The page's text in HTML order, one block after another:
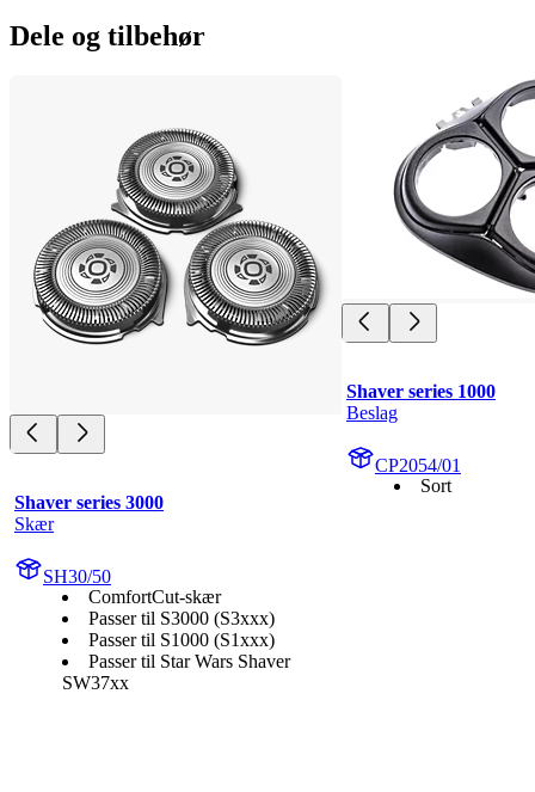
Dele og tilbehør
Shaver series 3000
Skær
SH30/50
ComfortCut-skær
Passer til S3000 (S3xxx)
Passer til S1000 (S1xxx)
Passer til Star Wars Shaver
SW37xx
Shaver series 1000
Beslag
CP2054/01
Sort